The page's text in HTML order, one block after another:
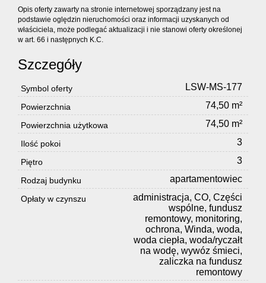
Opis oferty zawarty na stronie internetowej sporządzany jest na
podstawie oględzin nieruchomości oraz informacji uzyskanych od
właściciela, może podlegać aktualizacji i nie stanowi oferty określonej
w art. 66 i następnych K.C.
Szczegóły
Symbol oferty LSW-MS-177
Powierzchnia 74,50 m²
Powierzchnia użytkowa 74,50 m²
Ilość pokoi 3
Piętro 3
Rodzaj budynku apartamentowiec
Opłaty w czynszu
administracja, CO, Części
wspólne, fundusz
remontowy, monitoring,
ochrona, Winda, woda,
woda ciepła, woda/ryczałt
na wodę, wywóz śmieci,
zaliczka na fundusz
remontowy